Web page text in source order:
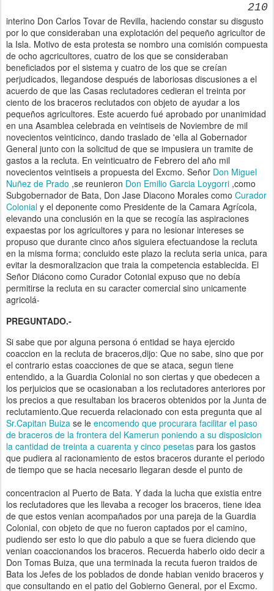
210
interino Don Carlos Tovar de Revilla, haciendo constar su disgusto
por lo que consideraban una explotación del pequeño agricultor de
la Isla. Motivo de esta protesta se nombro una comisión compuesta
de ocho agcricultores, cuatro de los que se consideraban
beneficiados por el sistema y cuatro de los que se creían
perjudicados, llegandose después de laboriosas discusiones a el
acuerdo de que las Casas reclutadores cedieran el treinta por
ciento de los braceros reclutados con objeto de ayudar a los
pequeños agricultores. Este acuerdo fué aprobado por unanimidad
en una Asamblea celebrada en veintiseis de Noviembre de mil
novecientos veinticinco, dando traslado de 'ella al Gobernador
General junto con la solicitud de que se impusiera un tramite de
gastos a la recluta. En veinticuatro de Febrero del año mil
novecientos veintiseis a propuesta del Excmo. Señor Don Miguel
Nuñez de Prado ,se reunieron Don Emilio Garcia Loygorri ,como
Subgobernador de Bata, Don Jase Diacono Morales como Curador
Colonial y el deponente como Presidente de la Camara Agrícola,
elevando una conclusión en la que se recogía las aspiraciones
expaestas por los agricultores y para no lesionar intereses se
propuso que durante cinco años siguiera efectuandose la recluta
en la misma forma; concluido este plazo la recluta seria unica, para
evitar la desmoralizacion que traia la competencia establecida. El
Señor Diácono como Curador Cotonial expuso que no debía
permitirse la recluta en su caracter comercial sino unicamente
agricolá-
PREGUNTADO.-
Si sabe que por alguna persona ó entidad se haya ejercido
coaccion en la recluta de braceros,dijo: Que no sabe, sino que por
el contrario estas coacciones de que se ataca, segun tiene
entendido, a la Guardia Colonial no son ciertas y que obedecen a
los perjuicios que se ocasionaban a los reclutadores anteriores por
los precios a que resultaban los braceros obtenidos por la Junta de
reclutamiento.Que recuerda relacionado con esta pregunta que al
Sr.Capitan Buiza se le encomendo que procurara facilitar el paso
de braceros de la frontera del Kamerun poniendo a su disposicion
la cantidad de treinta a cuarenta y cinco pesetas para los gastos
que pudiera al racionamiento de estos braceros durante el periodo
de tiempo que se hacia necesario llegaran desde el punto de
concentracion al Puerto de Bata. Y dada la lucha que existia entre
los reclutadores que les llevaba a recoger los braceros, tiene idea
de que estos venian acompañados por una pareja de la Guardia
Colonial, con objeto de que no fueron captados por el camino,
pudiendo ser esto lo que dio pabulo a que se fuera diciendo que
venian coaccionandos los braceros. Recuerda haberlo oido decir a
Don Tomas Buiza, que una terminada la recuta fueron traidos de
Bata los Jefes de los poblados de donde habian venido braceros y
que consultando en el patio del Gobierno General, por el Excmo.